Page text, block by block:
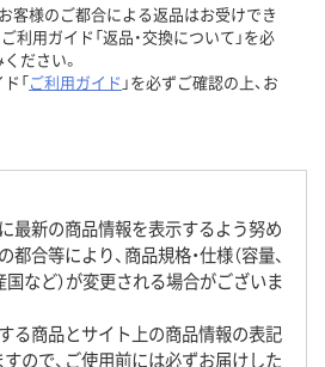
客様のご都合による返品はお受けでき
利用ガイド「返品・交換について」を必
ださい。
「ご利用ガイド 」を必ずご確認の上、お
最新の商品情報を表示するよう努め
合等により、商品規格・仕様（容量、
国など）が変更される場合がございま
る商品とサイト上の商品情報の表記
ので、ご使用前には必ずお届けした